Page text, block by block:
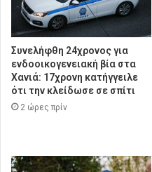
Συνελήφθη 24χρονος για
ενδοοικογενειακή βία στα
Χανιά: 17χρονη κατήγγειλε
ότι την κλείδωσε σε σπίτι
2 ώρες πρίν